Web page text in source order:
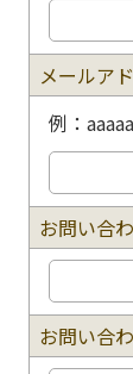
メールア
例：
お問い合
お問い合